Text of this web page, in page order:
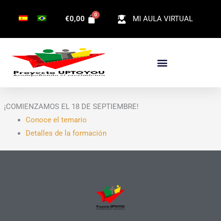
MI AULA VIRTUAL
€0,00
¡COMIENZAMOS EL 18 DE SEPTIEMBRE!
Conoce el temario
Detalles de la formación